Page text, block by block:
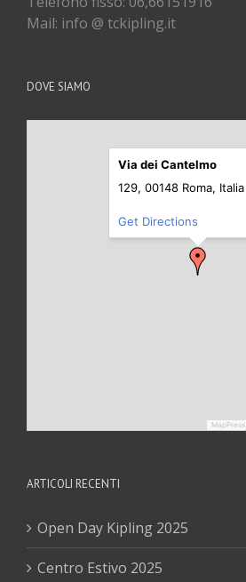
Mail: info @ tckipling.it
DOVE SIAMO
MapPress
Via dei Cantelmo
129, 00148 Roma, Italia
Get Directions
ARTICOLI RECENTI
Open Day Kipling 2025
Centro Estivo 2025